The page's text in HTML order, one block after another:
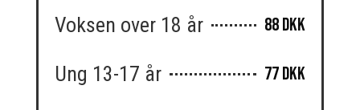
Voksen over 18 år 88 DKK
Ung 13-17 år 77 DKK